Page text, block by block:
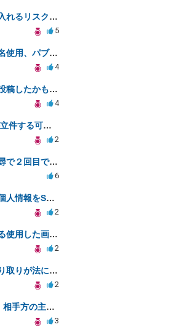
示談書に口外禁止条項を入れるリスクはありますか？
5
プロ野球ゲームのもじり名使用、パブリシティ権の影響は？
4
誹謗中傷に当たる内容を投稿したかもしれない。開示請求や民事刑事裁判に発展しうるのか教えて欲しい。
4
LINEで会社批判、警察が立件する可能性は？
2
開示請求の仮処分での審尋で２回目で終わらない場合どうしたらいいですか
6
当方の腹いせで相手方の個人情報をSNSで晒してしまい名誉毀損させてしまったかもしれない
2
ホームページ制作における使用した画像や文章の著作権について
2
未成年者との不適切なやり取りが法に触れる可能性と対処法
2
Xの開示請求の双方審で、相手方の主張が口頭ばかりで把握しきれません
3